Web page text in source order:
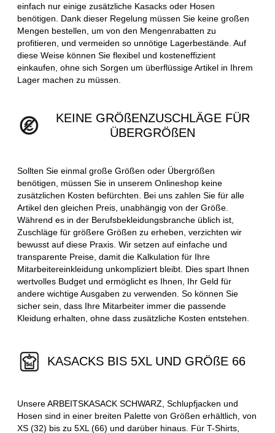
einfach nur einige zusätzliche Kasacks oder Hosen
benötigen. Dank dieser Regelung müssen Sie keine großen
Mengen bestellen, um von den Mengenrabatten zu
profitieren, und vermeiden so unnötige Lagerbestände. Auf
diese Weise können Sie flexibel und kosteneffizient
einkaufen, ohne sich Sorgen um überflüssige Artikel in Ihrem
Lager machen zu müssen.
KEINE GRÖßENZUSCHLÄGE FÜR
ÜBERGRÖßEN
Sollten Sie einmal große Größen oder Übergrößen
benötigen, müssen Sie in unserem Onlineshop keine
zusätzlichen Kosten befürchten. Bei uns zahlen Sie für alle
Artikel den gleichen Preis, unabhängig von der Größe.
Während es in der Berufsbekleidungsbranche üblich ist,
Zuschläge für größere Größen zu erheben, verzichten wir
bewusst auf diese Praxis. Wir setzen auf einfache und
transparente Preise, damit die Kalkulation für Ihre
Mitarbeitereinkleidung unkompliziert bleibt. Dies spart Ihnen
wertvolles Budget und ermöglicht es Ihnen, Ihr Geld für
andere wichtige Ausgaben zu verwenden. So können Sie
sicher sein, dass Ihre Mitarbeiter immer die passende
Kleidung erhalten, ohne dass zusätzliche Kosten entstehen.
KASACKS BIS 5XL UND GRÖßE 66
Unsere ARBEITSKASACK SCHWARZ, Schlupfjacken und
Hosen sind in einer breiten Palette von Größen erhältlich, von
XS (32) bis zu 5XL (66) und darüber hinaus. Für T-Shirts,